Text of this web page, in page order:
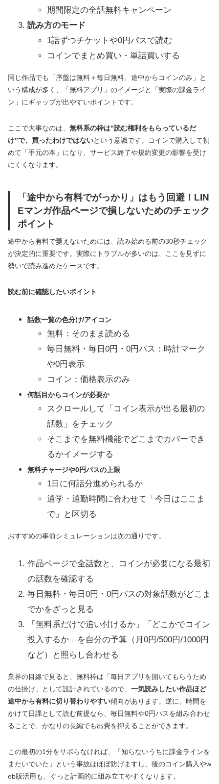
期間限定の全話無料キャンペーン
読み方のモード
1話ずつチケットや0円パスで読む
コインでまとめ買い・単話買いする
同じ作品でも「序盤は無料＋毎日無料、途中からコインのみ」と
いう構成が多く、「無料アプリ」のイメージと「実際の課金ライ
ン」にギャップが出やすいポイントです。
ここで大事なのは、 無料系の枠は“読む権利をもらっているだ
け”で、買ったわけではないという意識です。コインで購入して初
めて「手元の本」になり、サービス終了や規約変更の影響を受け
にくくなります。
「途中から有料でがっかり」はもう回避！LIN
Eマンガ作品ページで損しないためのチェック
ポイント
途中から有料で萎えないためには、読み始める前の30秒チェック
が決定的に重要です。実際にトラブルが多いのは、ここを見ずに
勢いで読み進めたケースです。
読む前に確認したいポイント
話数一覧の色分け/アイコン
無料：そのまま読める
毎日無料・毎日0円・0円パス：時計マーク
や0円表示
コイン：価格表示のみ
何話目からコインが必要か
スクロールして「コイン表示が出る最初の
話数」をチェック
そこまでを無料機能でどこまでカバーでき
るかイメージする
無料チャージや0円パスの上限
1日に何話分進められるか
通学・通勤時間に合わせて「今日はここま
で」と区切る
おすすめの事前シミュレーションは次の通りです。
作品ページで全話数と、コインが必要になる最初
の話数を確認する
毎日無料・毎日0円・0円パスの対象話数がどこま
でかをざっと見る
「無料系だけで追い付けるか」「どこかでコイン
投入するか」を自分の予算（月0円/500円/1000円
など）と照らし合わせる
業界の目線で見ると、無料枠は「毎日アプリを開いてもらうため
の仕掛け」として設計されているので、 一気読みしたい作品ほど
途中から有料に切り替わりやすい傾向があります。逆に、時間を
かけて日課として読む前提なら、毎日無料や0円パスを組み合わせ
ることで、かなりの長編でも出費を抑えることができます。
この最初の1分をサボらなければ、「知らないうちに課金ラインを
またいでいた」という事故はほぼ防げますし、後のコイン購入やw
eb版活用も、ぐっと計画的に組み立てやすくなります。